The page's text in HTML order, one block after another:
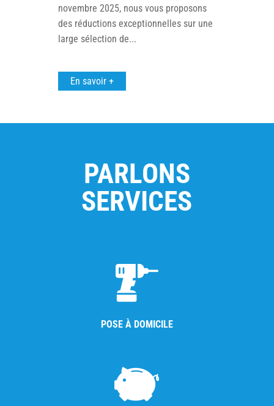
novembre 2025, nous vous proposons
des réductions exceptionnelles sur une
large sélection de...
En savoir +
PARLONS
SERVICES
POSE À DOMICILE